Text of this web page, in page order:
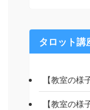
タロット講
【教室の
【教室の